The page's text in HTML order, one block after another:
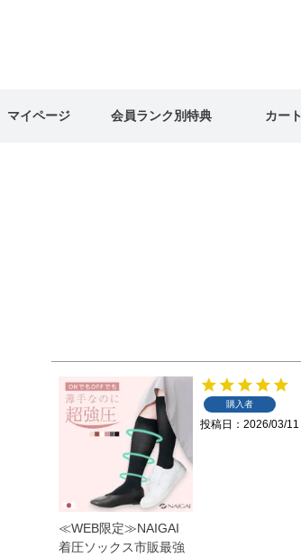
マイページ 会員ランク別特典 カート
≪WEB限定≫NAIGAI
着圧ソックス市販最強
購入者
投稿日 2026/03/11